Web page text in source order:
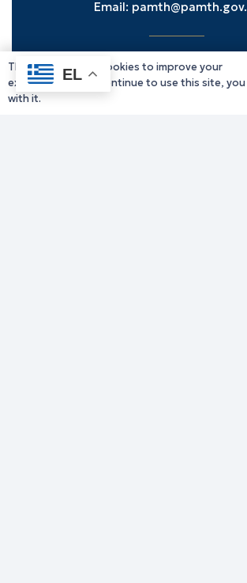
Email:
Υπηρεσίες Δράμας
Υπηρεσίες Καβάλας
EL
This website uses cookies to improve your
experience. If you continue to use this site, you
with it.